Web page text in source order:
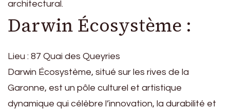
architectural.
Darwin Écosystème :
Lieu : 87 Quai des Queyries
Darwin Écosystème, situé sur les rives de la
Garonne, est un pôle culturel et artistique
dynamique qui célèbre l’innovation, la durabilité et